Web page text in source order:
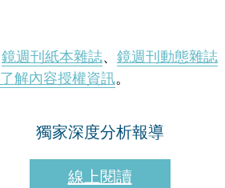
鏡週刊紙本雜誌、 鏡週刊動態雜誌
了解內容授權資訊。
獨家深度分析報導
線上閱讀